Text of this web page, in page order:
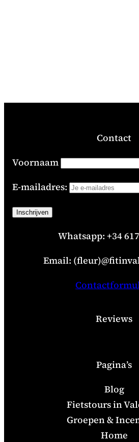
Contact
Voornaam
E-mailadres:
Whatsapp: +34
Email:
Reviews
Pagina’s
Blog
Fietstours in
Groepen &
Home